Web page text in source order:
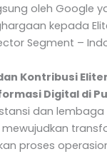
oleh Google
kepada
Segment –
Kontribusi
Digital di
dan
mewujudkan
proses